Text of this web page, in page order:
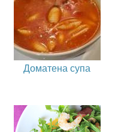
Доматена супа